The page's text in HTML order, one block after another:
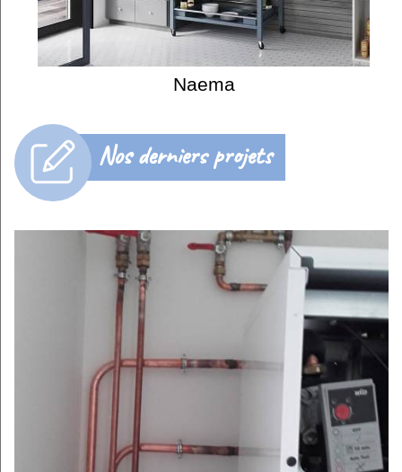
Naema
Nos derniers projets